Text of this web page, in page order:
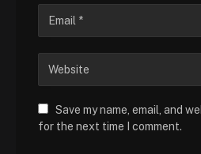
Save my name, email, and
for the next time I comment.